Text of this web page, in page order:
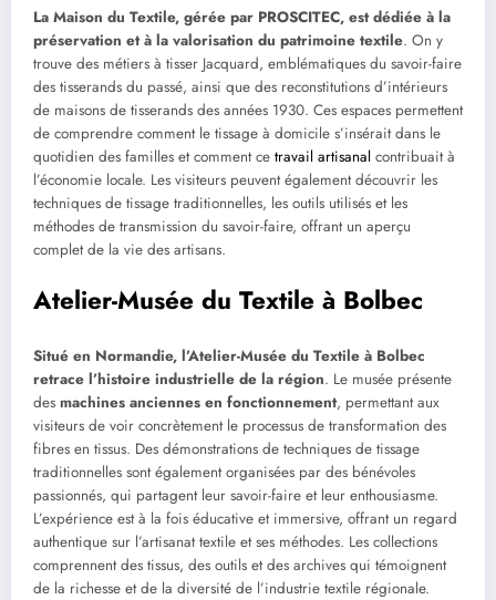
La Maison du Textile, gérée par PROSCITEC, est dédiée à la
préservation et à la valorisation du patrimoine textile. On y
trouve des métiers à tisser Jacquard, emblématiques du savoir-faire
des tisserands du passé, ainsi que des reconstitutions d’intérieurs
de maisons de tisserands des années 1930. Ces espaces permettent
de comprendre comment le tissage à domicile s’insérait dans le
quotidien des familles et comment ce travail artisanal contribuait à
l’économie locale. Les visiteurs peuvent également découvrir les
techniques de tissage traditionnelles, les outils utilisés et les
méthodes de transmission du savoir-faire, offrant un aperçu
complet de la vie des artisans.
Atelier-Musée du Textile à Bolbec
Situé en Normandie, l’Atelier-Musée du Textile à Bolbec
retrace l’histoire industrielle de la région. Le musée présente
des machines anciennes en fonctionnement, permettant aux
visiteurs de voir concrètement le processus de transformation des
fibres en tissus. Des démonstrations de techniques de tissage
traditionnelles sont également organisées par des bénévoles
passionnés, qui partagent leur savoir-faire et leur enthousiasme.
L’expérience est à la fois éducative et immersive, offrant un regard
authentique sur l’artisanat textile et ses méthodes. Les collections
comprennent des tissus, des outils et des archives qui témoignent
de la richesse et de la diversité de l’industrie textile régionale.